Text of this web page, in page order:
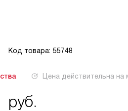
Код товара: 55748
Цена действительна
руб.